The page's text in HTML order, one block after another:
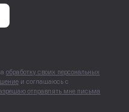
обработку своих персональных
и соглашаюсь с
отправлять мне письма